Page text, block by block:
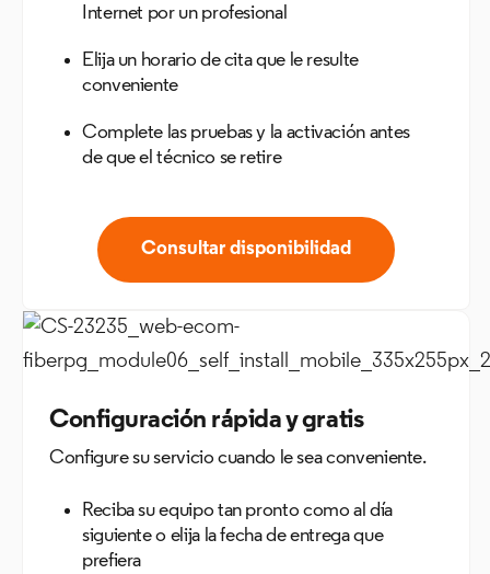
Internet por un profesional
Elija un horario de cita que le resulte
conveniente
Complete las pruebas y la activación antes
de que el técnico se retire
Consultar disponibilidad
Configuración rápida y gratis
Configure su servicio cuando le sea conveniente.
Reciba su equipo tan pronto como al día
siguiente o elija la fecha de entrega que
prefiera